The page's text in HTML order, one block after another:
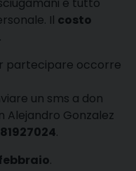
e tutto
Il costo
.
partecipare occorre
un sms a don
Alejandro Gonzalez
.
.